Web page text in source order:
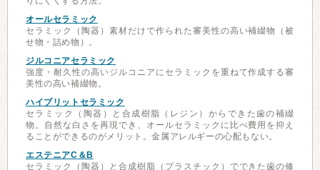
オールセラミック
セラミック（陶器）素材だけで作られた審美性の高い補綴物（被
せ物・詰め物）。
ジルコニアセラミック
強度・耐久性の高いジルコニアにセラミックを重ねて作成する審
美性の高い補綴物。
ハイブリットセラミック
セラミック（陶器）と合成樹脂（レジン）からできた歯の補綴
物。自然な白さを再現でき、オールセラミックに比べ費用を抑え
ることができるのがメリット。金属アレルギーの心配もない。
エステニアC＆B
セラミック（陶器）と合成樹脂（プラスチック）でできた歯の修